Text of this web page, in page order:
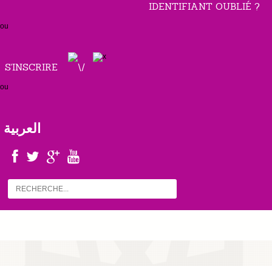
IDENTIFIANT OUBLIÉ ?
ou
S'INSCRIRE
ou
العربية